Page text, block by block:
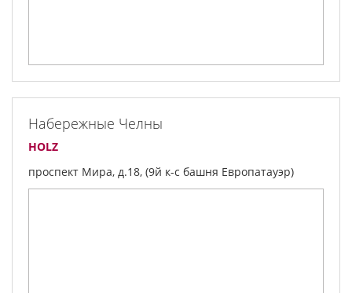
Набережные Челны
HOLZ
проспект Мира, д.18, (9й к-с башня Европатауэр)